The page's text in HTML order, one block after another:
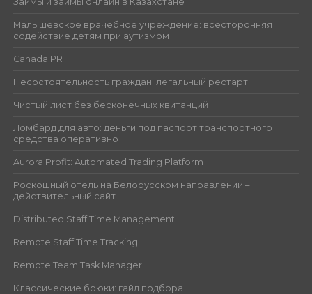
Малышевское врачебное учреждение: всесторонняя
содействие детям при аутизмом
Canada PR
Несостоятельность граждан: легальный рестарт
Чистый лист без бесконечных квитанций
Ломбард для авто: деньги под паспорт транспортного
средства оперативно
Aurora Profit: Automated Trading Platform
Роскошный отель на Белорусском направлении –
действительный сайт
Distributed Staff Time Management
Remote Staff Time Tracking
Remote Team Task Manager
Классические брюки: гайд подбора